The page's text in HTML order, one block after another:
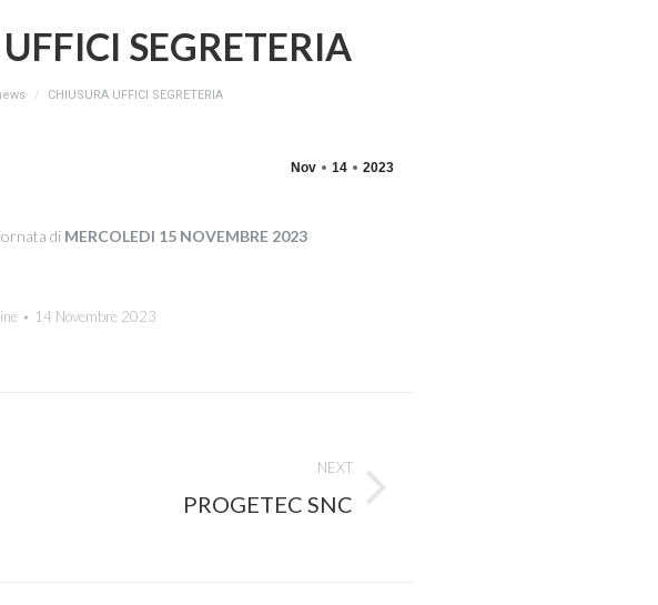
SEGRETERIA
CHIUSURA UFFICI SEGRETERIA
Nov 14 2023
di MERCOLEDI 15 NOVEMBRE 2023
14 Novembre 2023
NEXT
PROGETEC SNC